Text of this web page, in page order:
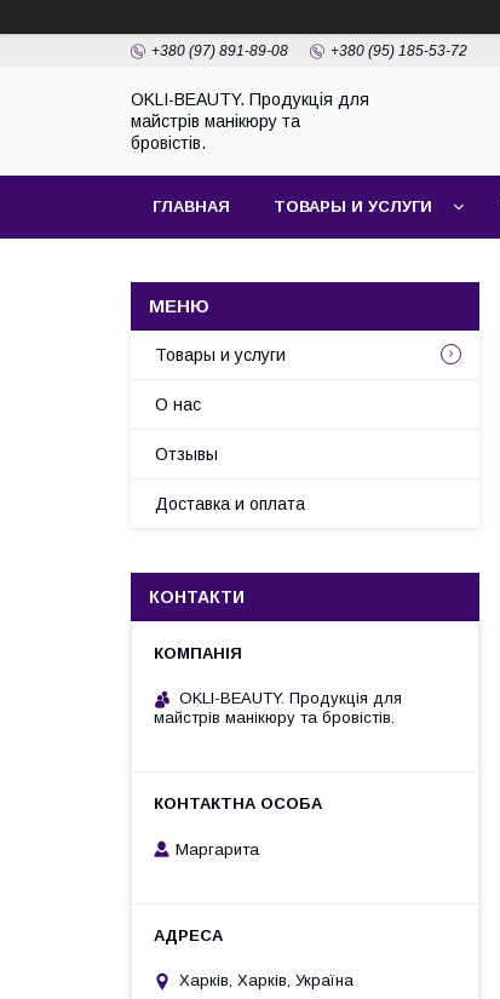
+380 (97) 891-89-08 +380 (95) 185-53-72
OKLI-BEAUTY. Продукція для
майстрів манікюру та
бровістів.
ГЛАВНАЯ ТОВАРЫ И УСЛУГИ
Товары и услуги
О нас
Отзывы
Доставка и оплата
КОНТАКТИ
OKLI-BEAUTY. Продукція для
майстрів манікюру та бровістів.
Маргарита
Харків, Харків, Україна